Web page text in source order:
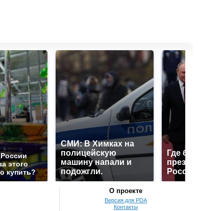
этого
купить?
СМИ: В Химках на
полицейскую
машину напали и
подожгли.
Где
О проекте
Версия для PDA
Контакты